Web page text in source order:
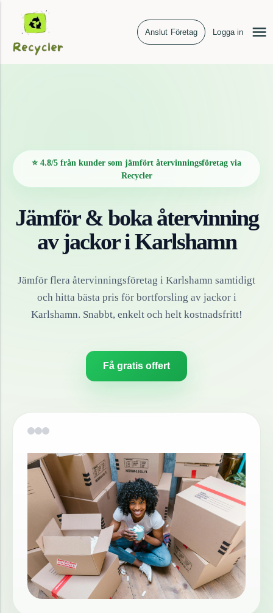
Anslut Företag Logga in
⭐ 4.8/5 från kunder som jämfört återvinningsföretag via
Recycler
Jämför & boka återvinning
avjackoriKarlshamn
Jämför flera återvinningsföretag i Karlshamn samtidigt
och hitta bästa pris för bortforsling av jackori
Karlshamn. Snabbt, enkelt och helt kostnadsfritt!
Få gratis offert